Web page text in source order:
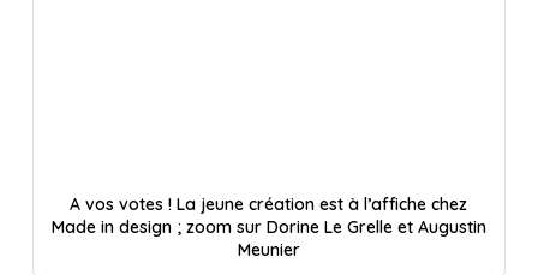
A vos votes ! La jeune création est à l’affiche chez
Made in design ; zoom sur Dorine Le Grelle et Augustin
Meunier